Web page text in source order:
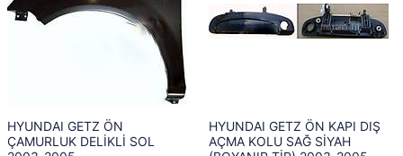
HYUNDAI GETZ ÖN
ÇAMURLUK DELİKLİ SOL
HYUNDAI GETZ ÖN KAPI DIŞ
AÇMA KOLU SAĞ SİYAH